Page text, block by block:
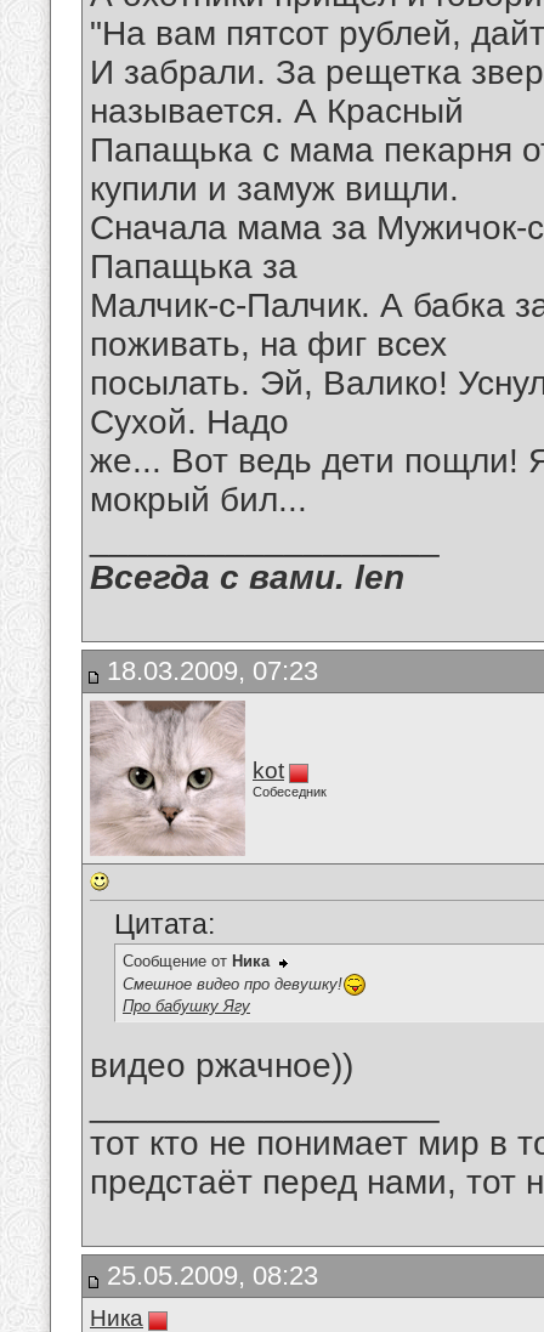
"На вам пятсот рублей,
И забрали. За рещетка
называется. А Красный
Папащька с мама пекарня
купили и замуж вищли.
Сначала мама за Мужичок-
Папащька за
Малчик-с-Палчик. А бабка
поживать, на фиг всех
посылать. Эй, Валико!
Сухой. Надо
же... Вот ведь дети пощли!
мокрый бил...
Всегда с вами. len
18.03.2009, 07:23
kot
Собеседник
Цитата:
Сообщение от Ника
Смешное видео про девушку!
Про бабушку Ягу
видео ржачное))
тот кто не понимает мир в
предстаёт перед нами, тот
25.05.2009, 08:23
Ника